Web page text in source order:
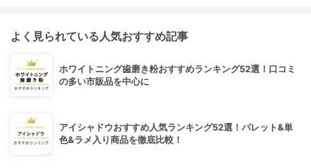
よく見られている人気おすすめ記事
ホワイトニング歯磨き粉おすすめランキング52選！口コミ
の多い市販品を中心に
アイシャドウおすすめ人気ランキング52選！パレット&単
色&ラメ入り商品を徹底比較！